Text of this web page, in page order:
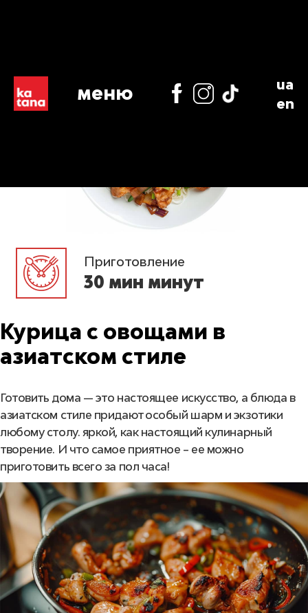
меню
ua
en
Приготовление
30 мин минут
Курица с овощами в
азиатском стиле
Готовить дома — это настоящее искусство, а блюда в
азиатском стиле придают особый шарм и экзотики
любому столу. яркой, как настоящий кулинарный
творение. И что самое приятное – ее можно
приготовить всего за пол часа!